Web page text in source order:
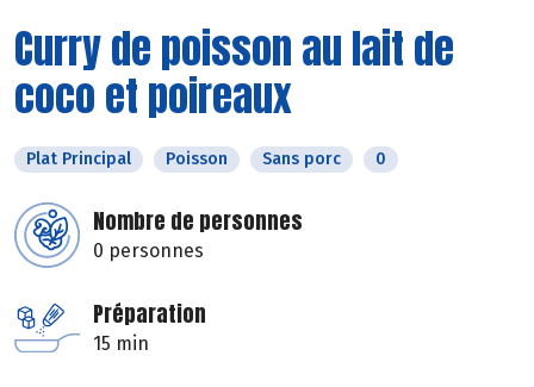
Curry de poisson au lait de
coco et poireaux
Plat Principal Poisson Sans porc 0
Nombre de personnes
0 personnes
Préparation
15 min